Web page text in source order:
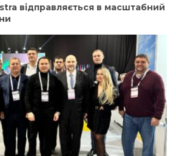
відправляється в масштабний